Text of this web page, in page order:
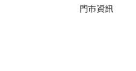
門市資訊